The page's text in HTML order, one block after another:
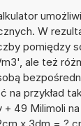
W
pomiędzy
ale też
na przykład
+ 49 Milimoli
x 3dm = ?